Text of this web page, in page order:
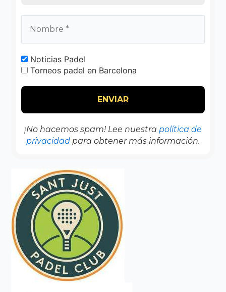
Noticias Padel
Torneos padel en Barcelona
¡No hacemos spam! Lee nuestra política de
privacidad para obtener más información.